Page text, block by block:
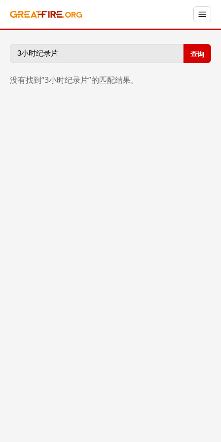
查询
没有找到“3小时纪录片”的匹配结果。